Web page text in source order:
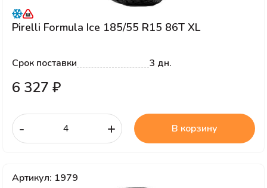
Pirelli Formula Ice 185/55 R15 86T XL
Срок поставки 3 дн.
6 327 ₽
- + В корзину
Артикул: 1979